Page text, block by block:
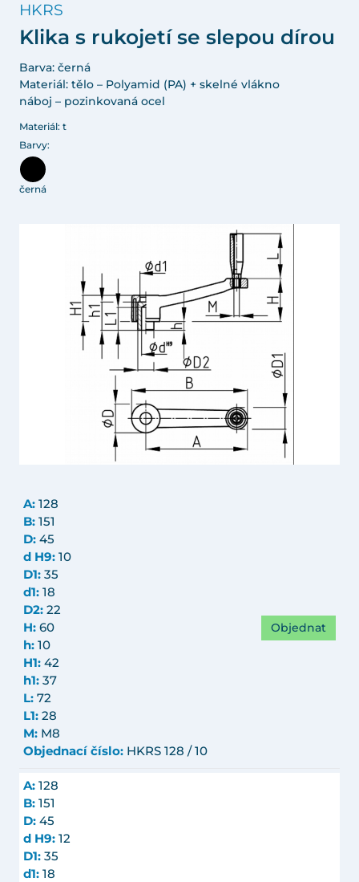
HKRS
Klika s rukojetí se slepou dírou
Barva: černá
Materiál: tělo – Polyamid (PA) + skelné vlákno
náboj – pozinkovaná ocel
Materiál: t
Barvy:
černá
A: 128
B: 151
D: 45
d H9: 10
D1: 35
d1: 18
D2: 22
H: 60
h: 10
H1: 42
h1: 37
L: 72
L1: 28
M: M8
Objednací číslo: HKRS 128 / 10
Objednat
A: 128
B: 151
D: 45
d H9: 12
D1: 35
d1: 18